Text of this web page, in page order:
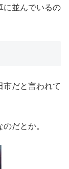
に並んでいるの
市だと言われて
だとか。